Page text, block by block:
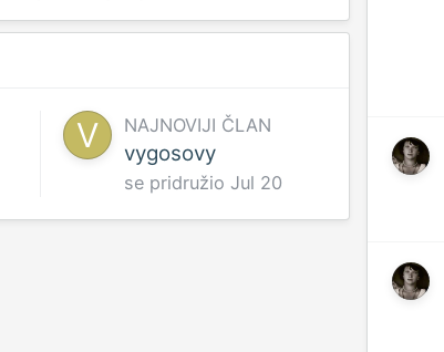
NAJNOVIJI ČLAN
vygosovy
se pridružio Jul 20